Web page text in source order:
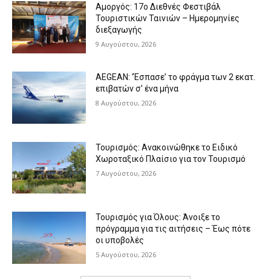
Αμοργός: 17ο Διεθνές Φεστιβάλ
Τουριστικών Ταινιών – Ημερομηνίες
διεξαγωγής
9 Αυγούστου, 2026
AEGEAN: ‘Έσπασε’ το φράγμα των 2 εκατ.
επιβατών σ’ ένα μήνα
8 Αυγούστου, 2026
Τουρισμός: Ανακοινώθηκε το Ειδικό
Χωροταξικό Πλαίσιο για τον Τουρισμό
7 Αυγούστου, 2026
Τουρισμός για Όλους: Άνοιξε το
πρόγραμμα για τις αιτήσεις – Έως πότε
οι υποβολές
5 Αυγούστου, 2026